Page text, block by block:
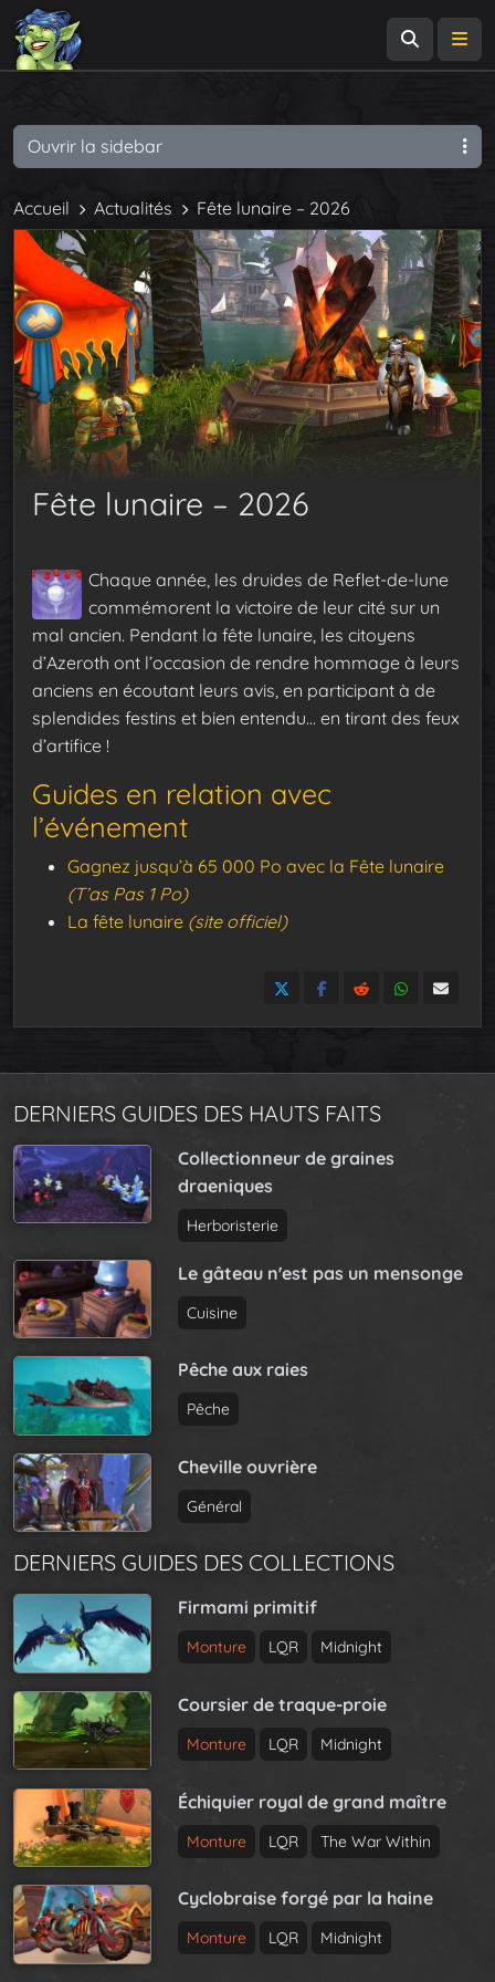
Accueil Actualités Fête lunaire – 2026
Fête lunaire – 2026
Chaque année, les druides de Reflet-de-lune
commémorent la victoire de leur cité sur un
mal ancien. Pendant la fête lunaire, les citoyens
d’Azeroth ont l’occasion de rendre hommage à leurs
anciens en écoutant leurs avis, en participant à de
splendides festins et bien entendu… en tirant des feux
d’artifice !
Guides en relation avec
l’événement
Gagnez jusqu’à 65 000 Po avec la Fête lunaire
(T’as Pas 1 Po)
La fête lunaire (site officiel)
Ouvrir la sidebar
DERNIERS GUIDES DES HAUTS FAITS
Collectionneur de graines
draeniques
Herboristerie
Le gâteau n'est pas un mensonge
Cuisine
Pêche aux raies
Pêche
Cheville ouvrière
Général
DERNIERS GUIDES DES COLLECTIONS
Firmami primitif
Monture LQR Midnight
Coursier de traque-proie
Monture LQR Midnight
Échiquier royal de grand maître
Monture LQR The War Within
Cyclobraise forgé par la haine
Monture LQR Midnight